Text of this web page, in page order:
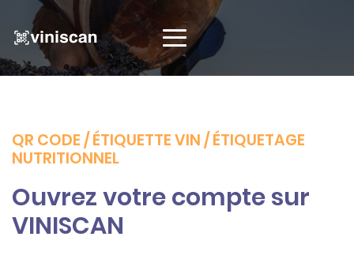
QR CODE / ÉTIQUETTE VIN / ÉTIQUETAGE
NUTRITIONNEL
Ouvrez votre compte sur
VINISCAN